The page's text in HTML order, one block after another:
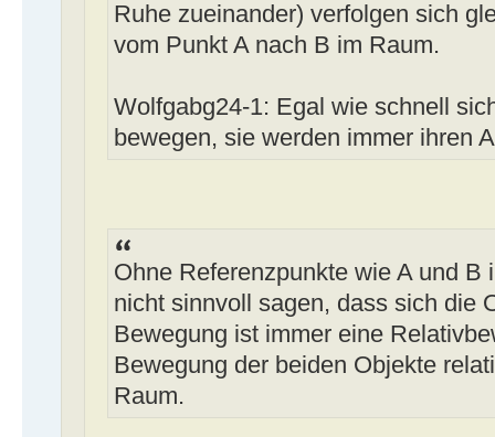
Ruhe zueinander) verfolgen sich
vom Punkt A nach B im Raum.
Wolfgabg24-1: Egal wie schnell
bewegen, sie werden immer ihren
Ohne Referenzpunkte wie A und B
nicht sinnvoll sagen, dass sich die
Bewegung ist immer eine
Bewegung der beiden Objekte
Raum.